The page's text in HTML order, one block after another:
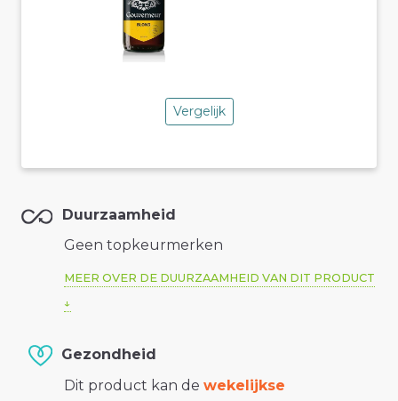
Vergelijk
Duurzaamheid
Geen topkeurmerken
MEER OVER DE DUURZAAMHEID VAN DIT PRODUCT
Gezondheid
Dit product kan de wekelijkse